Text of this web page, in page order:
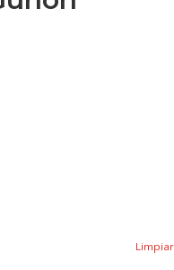
Limpiar